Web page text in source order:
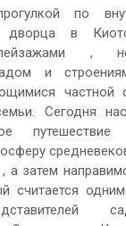
по
дворца в
,
и
частной
Сегодня
путешествие
а затем
считается